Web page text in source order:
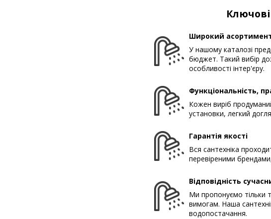
Широкий
У нашому каталозі
бюджет. Такий вибір
особливості інтер'єру.
Функціональність,
Кожен виріб
установки, легкий
Гарантія якості
Вся сантехніка
перевіреними
Відповідність
Ми пропонуємо тільки
вимогам. Наша
водопостачання.